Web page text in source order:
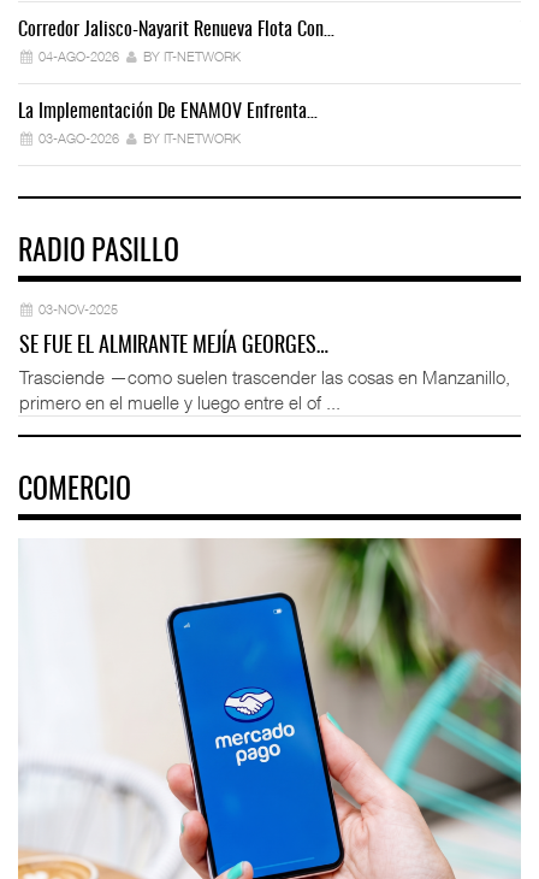
Corredor Jalisco-Nayarit Renueva Flota Con…
04-AGO-2026 BY IT-NETWORK
La Implementación De ENAMOV Enfrenta…
03-AGO-2026 BY IT-NETWORK
RADIO PASILLO
03-NOV-2025
SE FUE EL ALMIRANTE MEJÍA GEORGES…
Trasciende —como suelen trascender las cosas en Manzanillo,
primero en el muelle y luego entre el of ...
COMERCIO